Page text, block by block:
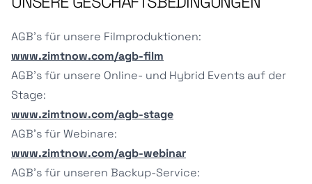
AGB's für unsere Filmproduktionen:
www.zimtnow.com/agb-film
AGB's für unsere Online- und Hybrid Events auf der
Stage:
www.zimtnow.com/agb-stage
AGB's für Webinare:
www.zimtnow.com/agb-webinar
AGB's für unseren Backup-Service: